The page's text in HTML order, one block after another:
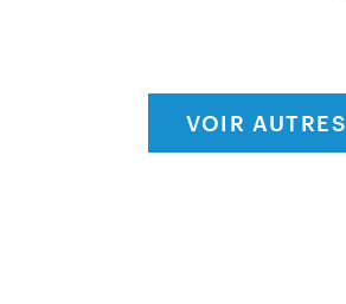
VOIR AUTRES